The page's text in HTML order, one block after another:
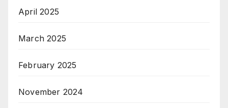
April 2025
March 2025
February 2025
November 2024